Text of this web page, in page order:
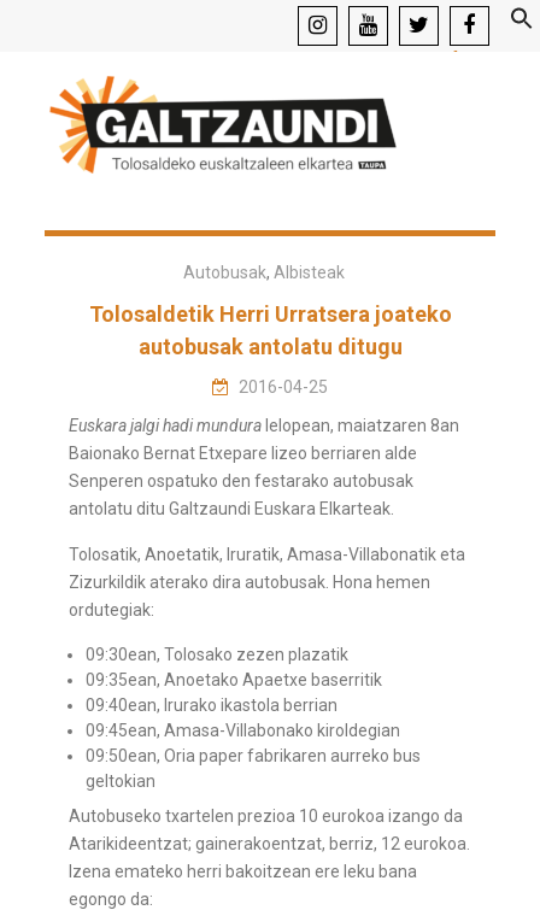
facebook
Autobusak, Albisteak
Tolosaldetik Herri Urratsera joateko
autobusak antolatu ditugu
2016-04-25
Euskara jalgi hadi mundura lelopean, maiatzaren 8an
Baionako Bernat Etxepare lizeo berriaren alde
Senperen ospatuko den festarako autobusak
antolatu ditu Galtzaundi Euskara Elkarteak.
Tolosatik, Anoetatik, Iruratik, Amasa-Villabonatik eta
Zizurkildik aterako dira autobusak. Hona hemen
ordutegiak:
09:30ean, Tolosako zezen plazatik
09:35ean, Anoetako Apaetxe baserritik
09:40ean, Irurako ikastola berrian
09:45ean, Amasa-Villabonako kiroldegian
09:50ean, Oria paper fabrikaren aurreko bus
geltokian
Autobuseko txartelen prezioa 10 eurokoa izango da
Atarikideentzat; gainerakoentzat, berriz, 12 eurokoa.
Izena emateko herri bakoitzean ere leku bana
egongo da: